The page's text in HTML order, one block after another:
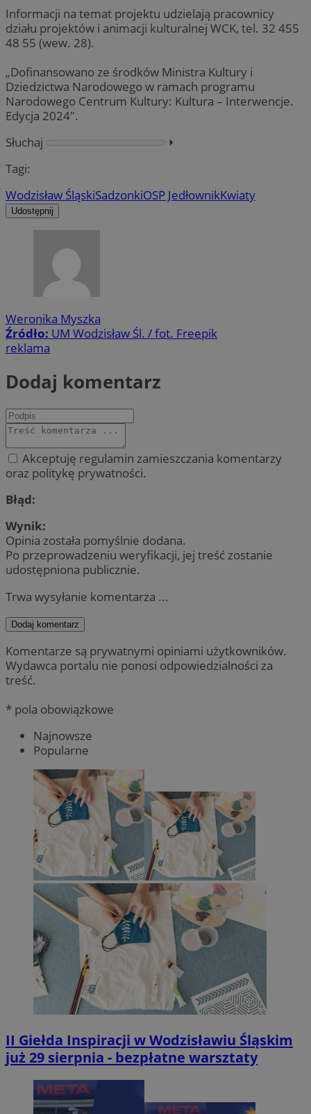
Informacji na temat projektu udzielają pracownicy
działu projektów i animacji kulturalnej WCK, tel. 32 455
48 55 (wew. 28).
„Dofinansowano ze środków Ministra Kultury i
Dziedzictwa Narodowego w ramach programu
Narodowego Centrum Kultury: Kultura – Interwencje.
Edycja 2024″.
Słuchaj
⏵︎
Tagi:
Wodzisław ŚląskiSadzonkiOSP JedłownikKwiaty
Udostępnij
Weronika Myszka
Źródło: UM Wodzisław Śl. / fot. Freepik
reklama
Dodaj komentarz
Akceptuję regulamin zamieszczania komentarzy
oraz politykę prywatności.
Błąd:
Wynik:
Opinia została pomyślnie dodana.
Po przeprowadzeniu weryfikacji, jej treść zostanie
udostępniona publicznie.
Trwa wysyłanie komentarza ...
Dodaj komentarz
Komentarze są prywatnymi opiniami użytkowników.
Wydawca portalu nie ponosi odpowiedzialności za
treść.
* pola obowiązkowe
Najnowsze
Popularne
II Giełda Inspiracji w Wodzisławiu Śląskim
już 29 sierpnia - bezpłatne warsztaty